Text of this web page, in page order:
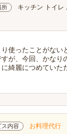
所
キッチン トイレ
使ったことがない
が、今回、かなり
綺麗につめていた
ス内容 お料理代行